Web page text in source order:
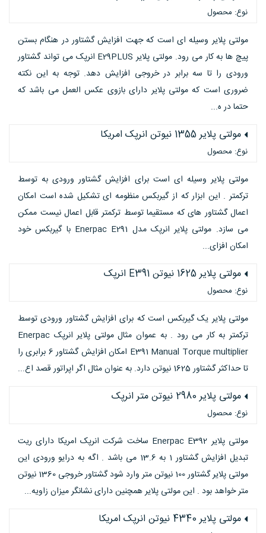
نوع: محصول
مولتی پلایر وسیله ای است که جهت افزایش گشتاور در هنگام بستن
پیچ ها به کار می رود. مولتی پلایر E29PLUS انرپک می تواند گشتاور
ورودی را تا سه برابر در خروجی افزایش دهد. توجه به این نکته
ضروری است که مولتی پلایر دارای بازوی عکس العمل می باشد که
حتما در ه...
مولتی پلایر 1355 نیوتن انرپک امریکا
نوع: محصول
مولتی پلایر وسیله ای است برای افزایش گشتاور ورودی به توسط
ترکمتر . این ابزار که از گیربکس منظومه ای تشکیل شده است امکان
اعمال گشتاور های که مستقیما توسط ترکمتر قابل اعمال نیست ممکن
می سازد. مولتی پلایر انرپک مدل Enerpac E291 با گیربکس خود
امکان افزای...
مولتی پلایر 1625 نیوتن E391 انرپک
نوع: محصول
مولتی پلایر یک گیربکس است که برای افزایش گشتاور ورودی توسط
ترکمتر به کار می رود . به عموان مثال مولتی پلایر انرپک Enerpac
E391 Manual Torque multiplier امکان افزایش گشتاور 6 برابری را
تا حداکثر گشتاور 1625 نیوتن دارد. به عنوان مثال اگر اپراتور قصد اع...
مولتی پلایر 2980 نیوتن متر انرپک
نوع: محصول
مولتی پلایر Enerpac E392 ساخت شرکت انرپک امریکا دارای ریت
تبدیل افزایش گشتاور 1 به 13.6 می باشد . اگه به درایو ورودی این
مولتی پلایر گشتاور 100 نیوتن متر وارد شود گشتاور خروجی 1360 نیوتن
متر خواهد بود . این مولتی پلایر همچنین دارای نشانگر میزان زاویه...
مولتی پلایر 4340 نیوتن انرپک امریکا